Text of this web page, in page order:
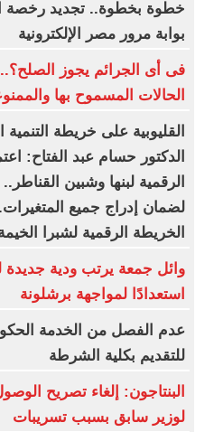
خطوة بخطوة.. تجديد رخصة
بوابة مرور مصر الإلكترونية
فى أى الجرائم يجوز
الحالات المسموح بها
القليوبية على خريطة التنمية
الدكتور حسام عبد الفتاح:
الرقمية لبنها وشبين
لضمان إدراج جميع
الخريطة الرقمية لشبرا
وائل جمعة يرتب ودية جديدة
استعدادًا لمواجهة برشلونة
عدم الفصل من الخدمة
للتقديم بكلية الشرطة
البنتاجون: إلغاء تصريح
لوزير سابق بسبب تسريبات